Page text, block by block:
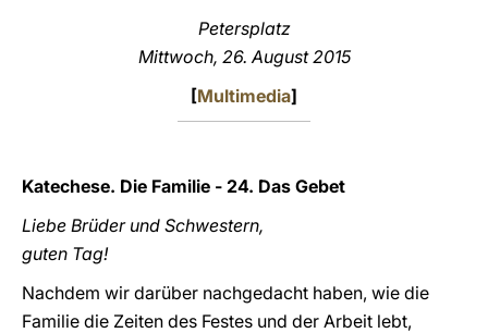
Petersplatz
Mittwoch, 26. August 2015
[Multimedia]
Katechese. Die Familie - 24. Das Gebet
Liebe Brüder und Schwestern,
guten Tag!
Nachdem wir darüber nachgedacht haben, wie die
Familie die Zeiten des Festes und der Arbeit lebt,